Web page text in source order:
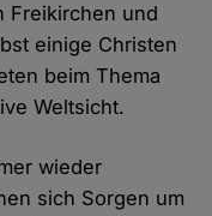
Freikirchen und
einige Christen
beim Thema
Weltsicht.
wieder
sich Sorgen um